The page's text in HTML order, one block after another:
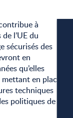
à
l’UE du
sécurisés des
en
qu’elles
en place
techniques
politiques de